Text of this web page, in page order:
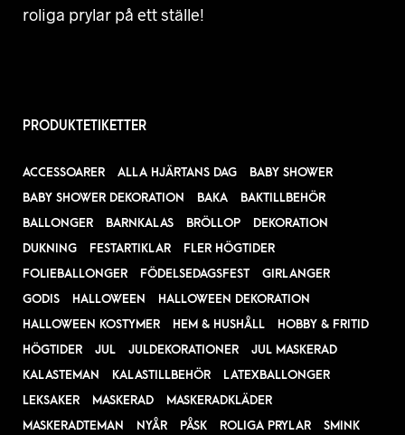
roliga prylar på ett ställe!
PRODUKTETIKETTER
ACCESSOARER ALLA HJÄRTANS DAG
BABY SHOWER
BABY SHOWER DEKORATION
BAKA
BAKTILLBEHÖR
BALLONGER
BARNKALAS BRÖLLOP
DEKORATION
DUKNING
FESTARTIKLAR
FLER HÖGTIDER
FOLIEBALLONGER
FÖDELSEDAGSFEST
GIRLANGER
GODIS
HALLOWEEN
HALLOWEEN DEKORATION
HALLOWEEN KOSTYMER
HEM & HUSHÅLL
HOBBY & FRITID
HÖGTIDER
JUL JULDEKORATIONER
JUL MASKERAD
KALASTEMAN
KALASTILLBEHÖR
LATEXBALLONGER
LEKSAKER
MASKERAD
MASKERADKLÄDER
MASKERADTEMAN
NYÅR PÅSK ROLIGA PRYLAR SMINK